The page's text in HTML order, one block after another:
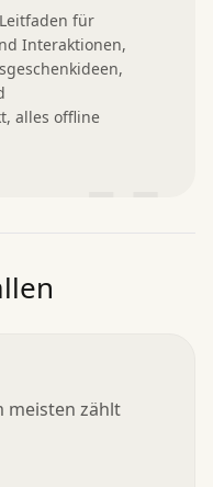
für
Interaktionen,
alles offline
meisten zählt